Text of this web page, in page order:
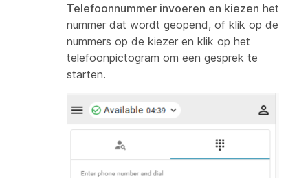
Telefoonnummer invoeren en kiezen het
nummer dat wordt geopend, of klik op de
nummers op de kiezer en klik op het
telefoonpictogram om een gesprek te
starten.